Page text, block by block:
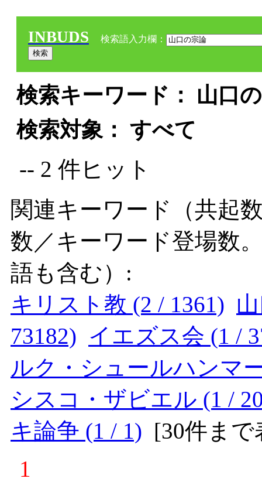
INBUDS 検索語入力欄：
検索キーワード： 山口
検索対象： すべて
-- 2 件ヒット
関連キーワード（共起
数／キーワード登場数
語も含む）:
キリスト教 (2 / 1361)
73182) イエズス会 (1 /
ルク・シュールハンマ
シスコ・ザビエル (1 /
キ論争 (1 / 1) [30件まで
1